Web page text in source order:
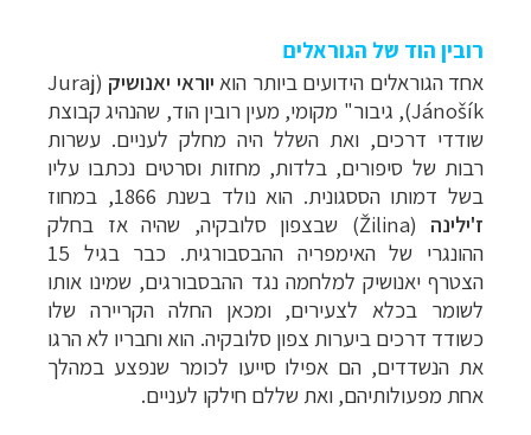
רובין הוד של הגוראלים
אחד הגוראלים הידועים ביותר הוא יוראי יאנושיק (Juraj
Jánošík), גיבור" מקומי, מעין רובין הוד, שהנהיג קבוצת
שודדי דרכים, ואת השלל היה מחלק לעניים. עשרות
רבות של סיפורים, בלדות, מחזות וסרטים נכתבו עליו
בשל דמותו הססגונית. הוא נולד בשנת 1866, במחוז
ז'ילינה (
Žilina) שבצפון סלובקיה, שהיה אז בחלק
ההונגרי של האימפריה ההבסבורגית. כבר בגיל 15
הצטרף יאנושיק למלחמה נגד ההבסבורגים, שמינו אותו
לשומר בכלא לצעירים, ומכאן החלה הקריירה שלו
כשודד דרכים ביערות צפון סלובקיה. הוא וחבריו לא הרגו
את הנשדדים, הם אפילו סייעו לכומר שנפצע במהלך
אחת מפעולותיהם, ואת שללם חילקו לעניים.